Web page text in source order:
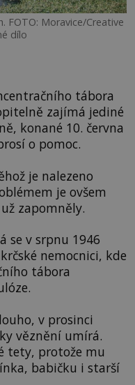
FOTO: Moravice/Creative
dílo
tábora
zajímá jediné
konané 10. června
o pomoc.
je nalezeno
je ovšem
zapomněly.
se v srpnu 1946
nemocnici, kde
tábora
v prosinci
věznění umírá.
tety, protože mu
babičku i starší